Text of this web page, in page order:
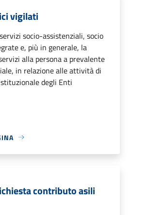
vigilati
socio-assistenziali, socio
e, più in generale, la
alla persona a prevalente
in relazione alle attività di
degli Enti
contributo asili